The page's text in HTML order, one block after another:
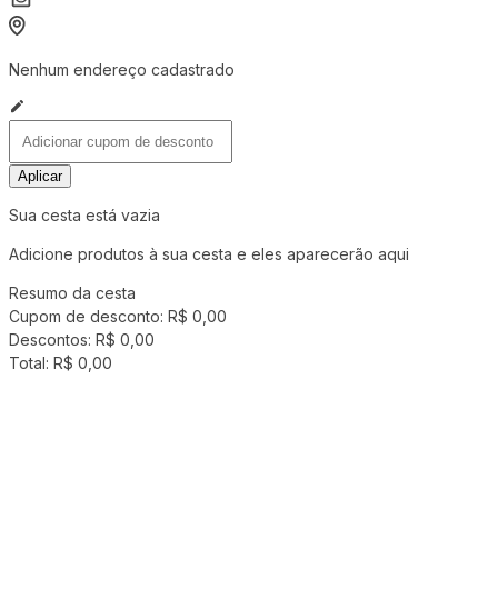
Nenhum endereço cadastrado
Aplicar
Sua cesta está vazia
Adicione produtos à sua cesta e eles aparecerão aqui
Resumo da cesta
Cupom de desconto: R$ 0,00
Descontos: R$ 0,00
Total: R$ 0,00